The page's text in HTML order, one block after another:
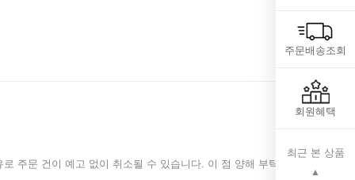
주문 건이 예고 없이 취소될 수 있습니다. 이 점 양해 부탁
주문배송조회
회원혜택
최근 본 상품
▲